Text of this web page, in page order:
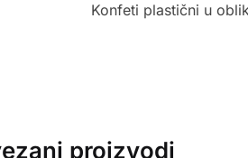
Konfeti plastični u
proizvodi